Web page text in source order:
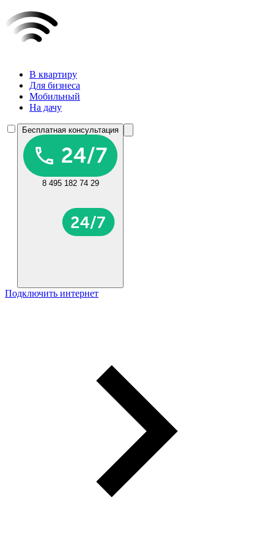
В квартиру
Для бизнеса
Мобильный
На дачу
Бесплатная консультация
8 495 182 74 29
Подключить интернет